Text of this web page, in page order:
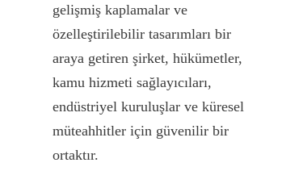
gelişmiş kaplamalar ve
özelleştirilebilir tasarımları bir
araya getiren şirket, hükümetler,
kamu hizmeti sağlayıcıları,
endüstriyel kuruluşlar ve küresel
müteahhitler için güvenilir bir
ortaktır.